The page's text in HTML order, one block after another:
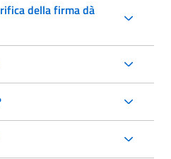
della firma dà